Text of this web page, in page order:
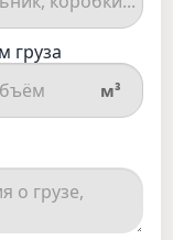
груза
м³